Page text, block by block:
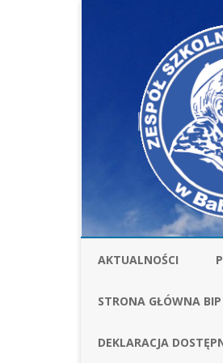
AKTUALNOŚCI
STRONA GŁÓWNA BIP
FINANSE
DEKLARACJA